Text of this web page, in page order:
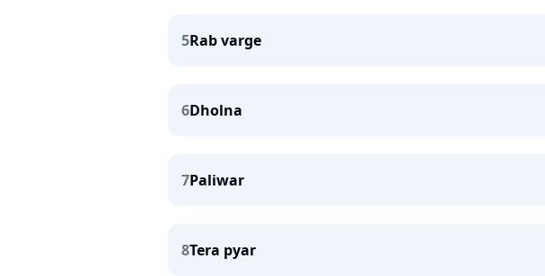
5Rab varge
6Dholna
7Paliwar
8Tera pyar